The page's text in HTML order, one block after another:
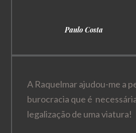
Paulo Costa
A Raquelmar ajudou-me a
burocracia que é
legalização de uma viatura!